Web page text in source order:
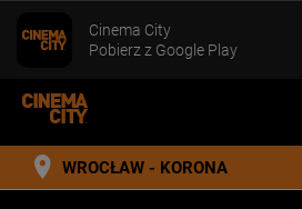
WROCŁAW - KORONA
Cinema City
Pobierz z Google Play